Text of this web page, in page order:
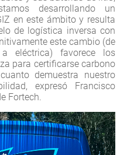
desarrollando un
en este ámbito y resulta
de logística inversa con
este cambio (de
eléctrica) favorece los
para certificarse carbono
demuestra nuestro
expresó Francisco
Fortech.